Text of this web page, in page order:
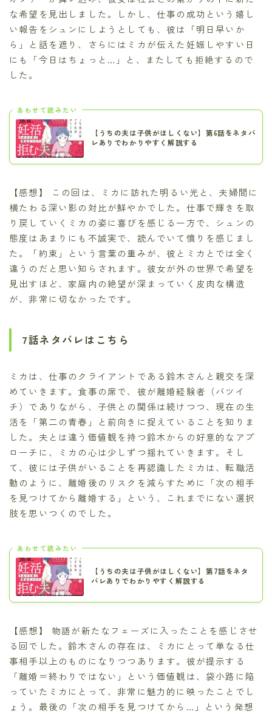
な希望を見出しました。しかし、仕事の成功という嬉し
い報告をシュンにしようとしても、彼は「明日早いか
ら」と話を遮り、さらにはミカが伝えた妊娠しやすい日
にも「今日はちょっと…」と、またしても拒絶するので
した。
あわせて読みたい
【うちの夫は子供がほしくない】第6話をネタバ
レありでわかりやすく解説する
【感想】 この回は、ミカに訪れた明るい光と、夫婦間に
横たわる深い影の対比が鮮やかでした。仕事で輝きを取
り戻していくミカの姿に喜びを感じる一方で、シュンの
態度はあまりにも不誠実で、読んでいて憤りを感じまし
た。「約束」という言葉の重みが、彼とミカとでは全く
違うのだと思い知らされます。彼女が外の世界で希望を
見出すほど、家庭内の絶望が深まっていく皮肉な構造
が、非常に切なかったです。
7話ネタバレはこちら
ミカは、仕事のクライアントである鈴木さんと親交を深
めていきます。食事の席で、彼が離婚経験者（バツイ
チ）でありながら、子供との関係は続けつつ、現在の生
活を「第二の青春」と前向きに捉えていることを知りま
した。夫とは違う価値観を持つ鈴木からの好意的なアプ
ローチに、ミカの心は少しずつ揺れていきます。そし
て、彼には子供がいることを再認識したミカは、転職活
動のように、離婚後のリスクを減らすために「次の相手
を見つけてから離婚する」という、これまでにない選択
肢を思いつくのでした。
あわせて読みたい
【うちの夫は子供がほしくない】第7話をネタ
バレありでわかりやすく解説する
【感想】 物語が新たなフェーズに入ったことを感じさせ
る回でした。鈴木さんの存在は、ミカにとって単なる仕
事相手以上のものになりつつあります。彼が提示する
「離婚＝終わりではない」という価値観は、袋小路に陥
っていたミカにとって、非常に魅力的に映ったことでし
ょう。最後の「次の相手を見つけてから…」という発想